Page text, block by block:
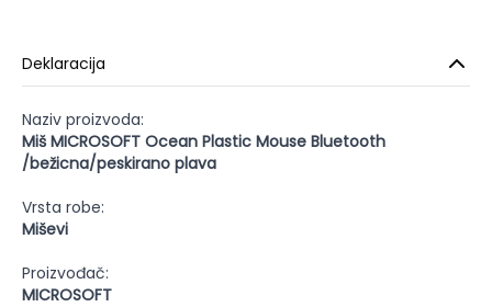
Deklaracija
Naziv proizvoda:
Miš MICROSOFT Ocean Plastic Mouse Bluetooth
/bežicna/peskirano plava
Vrsta robe:
Miševi
Proizvođač:
MICROSOFT